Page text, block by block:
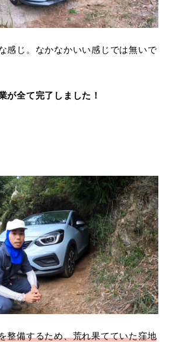
感じ。なかなかいい感じでは無いで
が全て完了しました！
整備するため、荒れ果てていた窪地